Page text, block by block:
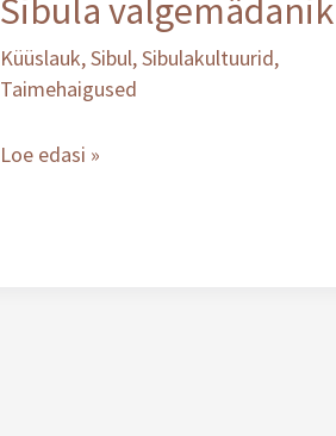
Sibula valgemädanik
Küüslauk,Sibul,Sibulakultuurid,
Taimehaigused
Loe edasi »